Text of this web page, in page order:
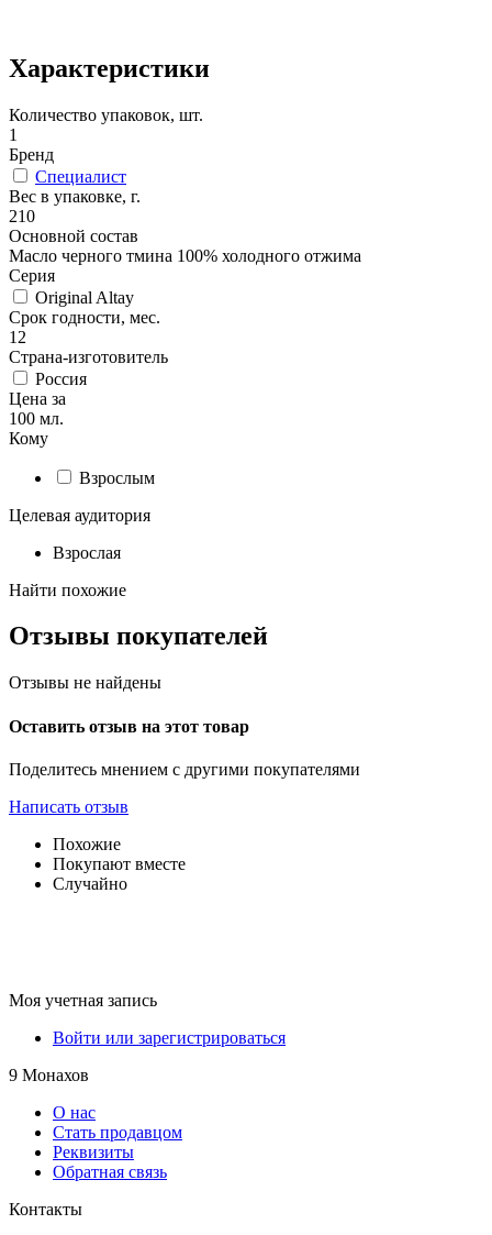
Характеристики
Количество упаковок, шт.
1
Бренд
Специалист
Вес в упаковке, г.
210
Основной состав
Масло черного тмина 100% холодного отжима
Серия
Original Altay
Срок годности, мес.
12
Страна-изготовитель
Россия
Цена за
100 мл.
Кому
Взрослым
Целевая аудитория
Взрослая
Найти похожие
Отзывы покупателей
Отзывы не найдены
Оставить отзыв на этот товар
Поделитесь мнением с другими покупателями
Написать отзыв
Похожие
Покупают вместе
Случайно
Моя учетная запись
Войти или зарегистрироваться
9 Монахов
О нас
Стать продавцом
Реквизиты
Обратная связь
Контакты